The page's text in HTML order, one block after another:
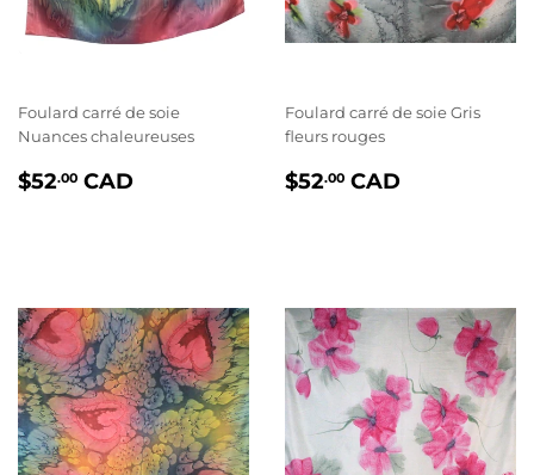
Foulard carré de soie
Nuances chaleureuses
PRIX
$52.00 CAD
Foulard carré de soie Gris
fleurs rouges
PRIX
$52.00 CAD